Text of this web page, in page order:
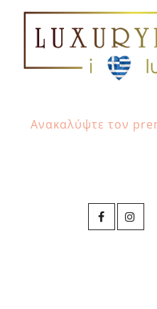
Ανακαλύψτε τον